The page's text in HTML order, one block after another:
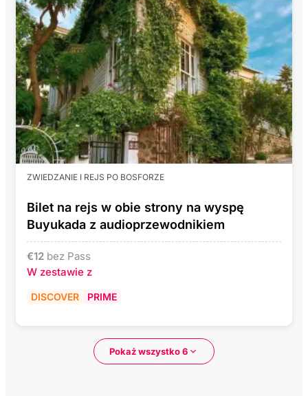
ZWIEDZANIE I REJS PO BOSFORZE
Bilet na rejs w obie strony na wyspę
Buyukada z audioprzewodnikiem
€12 bez Pass
W zestawie z
DISCOVER PRIME
Pokaż wszystko 6